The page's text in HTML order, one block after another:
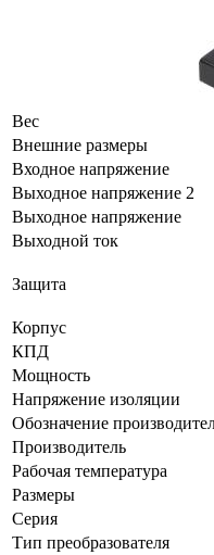
Вес
Внешние размеры
Входное напряжение
Выходное напряжение 2
Выходное напряжение
Выходной ток
Защита
Корпус
КПД
Мощность
Напряжение изоляции
Обозначение
Производитель
Рабочая температура
Размеры
Серия
Тип преобразователя